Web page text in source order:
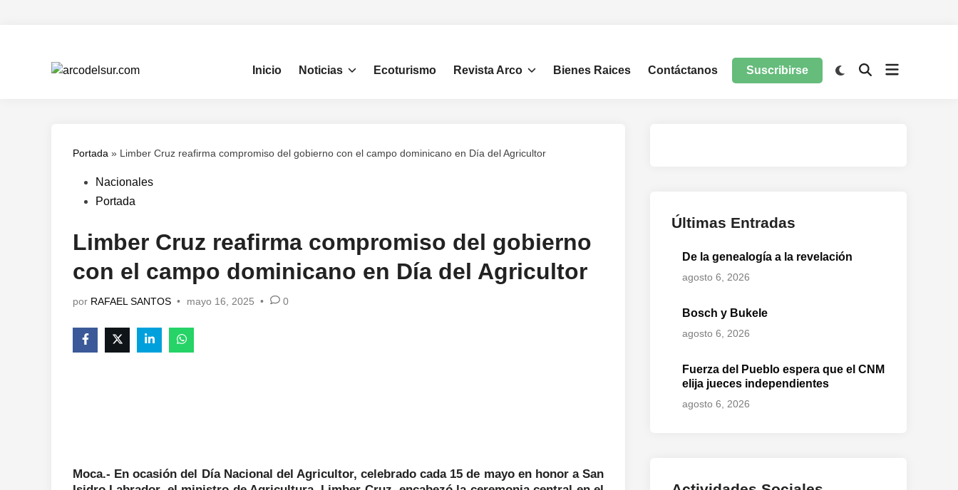
Inicio Noticias Ecoturismo Revista Arco Bienes Raices Contáctanos Suscribirse
Portada » Limber Cruz reafirma compromiso del gobierno con el campo dominicano en Día del Agricultor
Publicado
en
Nacionales
Portada
Limber Cruz reafirma compromiso del gobierno
con el campo dominicano en Día del Agricultor
por RAFAEL SANTOS • mayo 16, 2025 • 0
Moca.- En ocasión del Día Nacional del Agricultor, celebrado cada 15 de mayo en honor a San
Últimas Entradas
De la genealogía a la revelación
agosto 6, 2026
Bosch y Bukele
agosto 6, 2026
Fuerza del Pueblo espera que el CNM
elija jueces independientes
agosto 6, 2026